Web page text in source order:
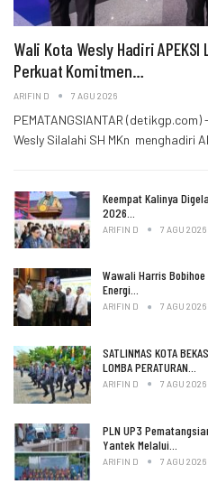
Wali Kota Wesly Hadiri
Perkuat Komitmen…
ARIFIN D 7 AGU 2026
PEMATANGSIANTAR
Wesly Silalahi SH MKn menghadiri
Keempat Kalinya
2026…
ARIFIN D 7 AGU 2026
Wawali Harris
Energi…
ARIFIN D 7 AGU 2026
SATLINMAS KOTA
LOMBA PERATURAN…
ARIFIN D 7 AGU 2026
PLN UP3
Yantek Melalui…
ARIFIN D 7 AGU 2026